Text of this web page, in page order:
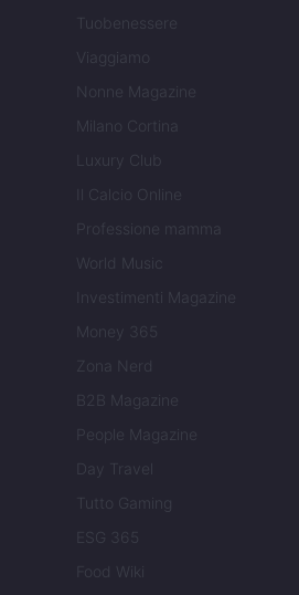
Tuobenessere
Viaggiamo
Nonne Magazine
Milano Cortina
Luxury Club
Il Calcio Online
Professione mamma
World Music
Investimenti Magazine
Money 365
Zona Nerd
B2B Magazine
People Magazine
Day Travel
Tutto Gaming
ESG 365
Food Wiki